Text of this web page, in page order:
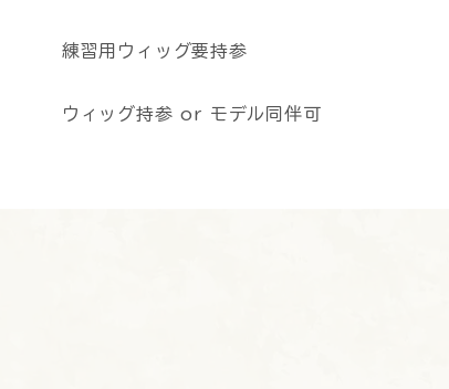
練習用ウィッグ要持参
ウィッグ持参 or モデル同伴可